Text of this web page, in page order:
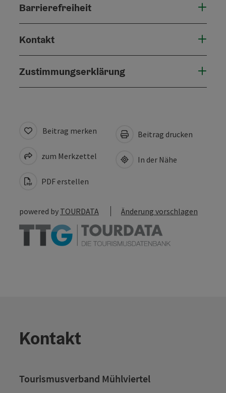
Barrierefreiheit
Kontakt
Zustimmungserklärung
Beitrag merken
zum Merkzettel
PDF erstellen
Beitrag drucken
In der Nähe
powered by TOURDATA Änderung vorschlagen
Kontakt
Tourismusverband Mühlviertel